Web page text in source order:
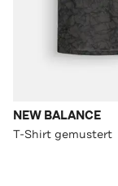
NEW BALANCE
T-Shirt gemustert